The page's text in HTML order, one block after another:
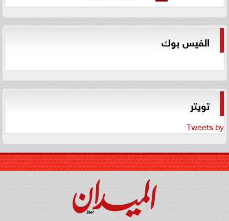
الفيس بوك
تويتر
Tweets by